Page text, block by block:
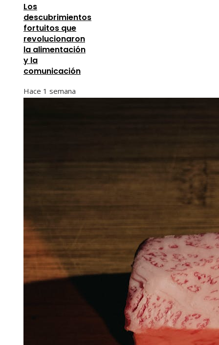
Los
descubrimientos
fortuitos que
revolucionaron
la alimentación
y la
comunicación
Hace 1 semana